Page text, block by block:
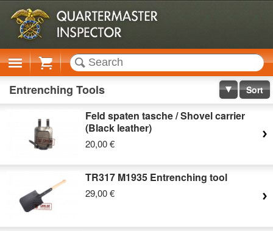
Cart
Entrenching Tools Sort
Feld spaten tasche / Shovel carrier
(Black leather)
20,00 €
TR317 M1935 Entrenching tool
29,00 €